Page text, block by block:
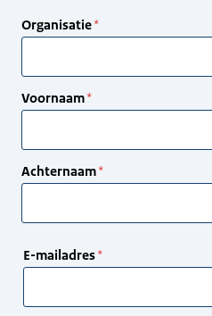
Organisatie
Voornaam
Achternaam
E-
mailadres
E-mailadres